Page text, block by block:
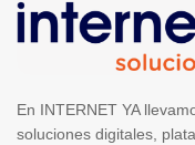
En INTERNET YA
soluciones digitales,